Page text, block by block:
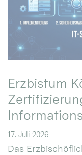
Erzbistum
17. Juli 2026
Das